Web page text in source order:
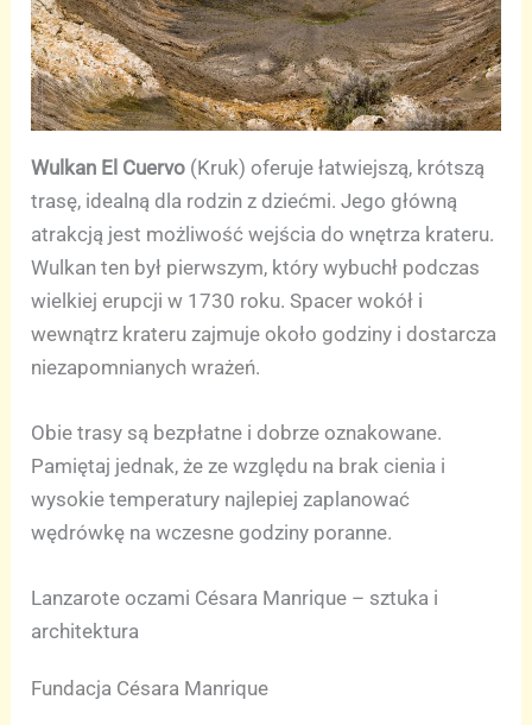
Wulkan El Cuervo (Kruk) oferuje łatwiejszą, krótszą
trasę, idealną dla rodzin z dziećmi. Jego główną
atrakcją jest możliwość wejścia do wnętrza krateru.
Wulkan ten był pierwszym, który wybuchł podczas
wielkiej erupcji w 1730 roku. Spacer wokół i
wewnątrz krateru zajmuje około godziny i dostarcza
niezapomnianych wrażeń.
Obie trasy są bezpłatne i dobrze oznakowane.
Pamiętaj jednak, że ze względu na brak cienia i
wysokie temperatury najlepiej zaplanować
wędrówkę na wczesne godziny poranne.
Lanzarote oczami Césara Manrique – sztuka i
architektura
Fundacja Césara Manrique